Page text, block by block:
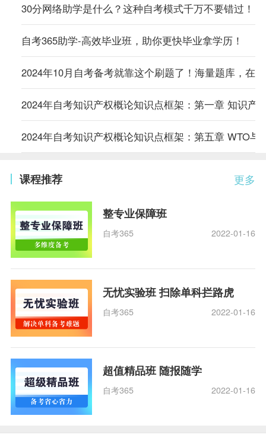
30分网络助学是什么？这种自考模式千万不要错过！
自考365助学-高效毕业班，助你更快毕业拿学历！
2024年10月自考备考就靠这个刷题了！海量题库，在
2024年自考知识产权概论知识点框架：第一章 知识产
2024年自考知识产权概论知识点框架：第五章 WTO与
更多
课程推荐
整专业保障班
自考365 2022-01-16
无忧实验班 扫除单科拦路虎
自考365 2022-01-16
超值精品班 随报随学
自考365 2022-01-16